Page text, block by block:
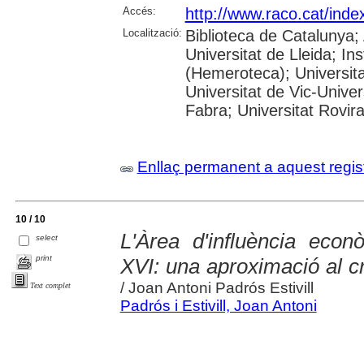
Accés: http://www.raco.cat/
Localització: Biblioteca de
Universitat de Lleida;
(Hemeroteca);
Universitat de Vic-
Fabra; Universitat
Enllaç permanent a aquest
10 / 10
select
print
Text complet
L'Àrea d'influència
XVI: una aproximació al
/ Joan Antoni Padrós Estivill
Padrós i Estivill, Joan Antoni